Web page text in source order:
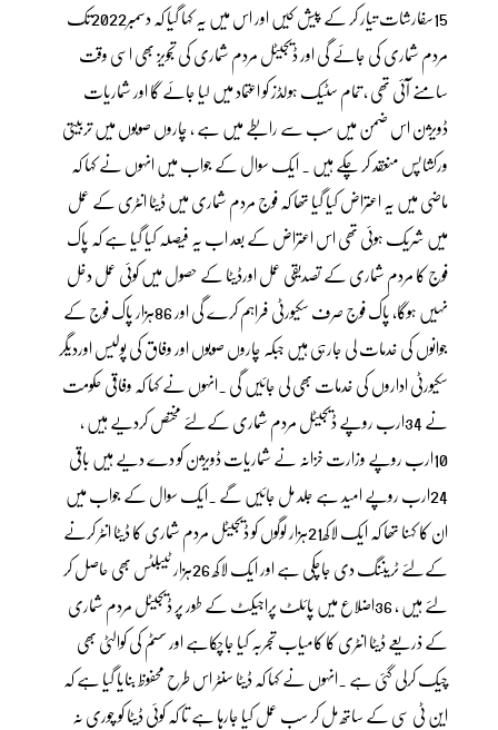
15سفارشات تیار کر کے پیش کیں اور اس میں یہ کہا گیا کہ دسمبر2022تک
مردم شماری کی جائے گی اور ڈیجیٹل مردم شماری کی تجویز بھی اسی وقت
سامنے آئی تھی ، تمام سٹیک ہولڈز کو اعتماد میں لیا جائے گا اور شماریات
ڈویژن اس ضمن میں سب سے رابطے میں ہے ، چاروں صوبوں میں تربیتی
ورکشاپس منعقد کر چکے ہیں ۔ ایک سوال کے جواب میں انہوں نے کہا کہ
ماضی میں یہ اعتراض کیا گیا تھا کہ فوج مردم شماری میں ڈیٹا انٹری کے عمل
میں شریک ہوئی تھی اس اعتراض کے بعد اب یہ فیصلہ کیا گیا ہے کہ پاک
فوج کا مردم شماری کے تصدیقی عمل اورڈیٹا کے حصول میں کوئی عمل دخل
نہیں ہوگا، پاک فوج صرف سکیورٹی فراہم کرے گی اور 86ہزار پاک فوج کے
جوانوں کی خدمات لی جارہی ہیں جبکہ چاروں صوبوں اور وفاق کی پولیس اوردیگر
سکیورٹی اداروں کی خدمات بھی لی جائیں گی ۔انہوں نے کہا کہ وفاقی حکومت
نے 34ارب روپے ڈیجیٹل مردم شماری کےلئے مختص کردیے ہیں ،
10ارب روپے وزارت خزانہ نے شماریات ڈویژن کو دے دیے ہیں باقی
24ارب روپے امید ہے جلد مل جائیں گے ۔ایک سوال کے جواب میں
ان کا کہنا تھا کہ ایک لاکھ21ہزار لوگوں کو ڈیجیٹل مردم شماری کا ڈیٹا انٹر کرنے
کےلئے ٹریننگ دی جاچکی ہے اور ایک لاکھ 26ہزار ٹیبلٹس بھی حاصل کر
لئے ہیں ، 36اضلاع میں پائلٹ پراجیکٹ کے طور پر ڈیجیٹل مردم شماری
کے ذریعے ڈیٹا انٹری کا کامیاب تجربہ کیا جاچکاہے اور سسٹم کی کوالٹی بھی
چیک کرلی گئی ہے ۔انہوں نے کہا کہ ڈیٹا سنٹر اس طرح محفوظ بنایا گیا ہے کہ
این ٹی سی کے ساتھ مل کر سب عمل کیا جارہا ہے تا کہ کوئی ڈیٹا کو چوری نہ